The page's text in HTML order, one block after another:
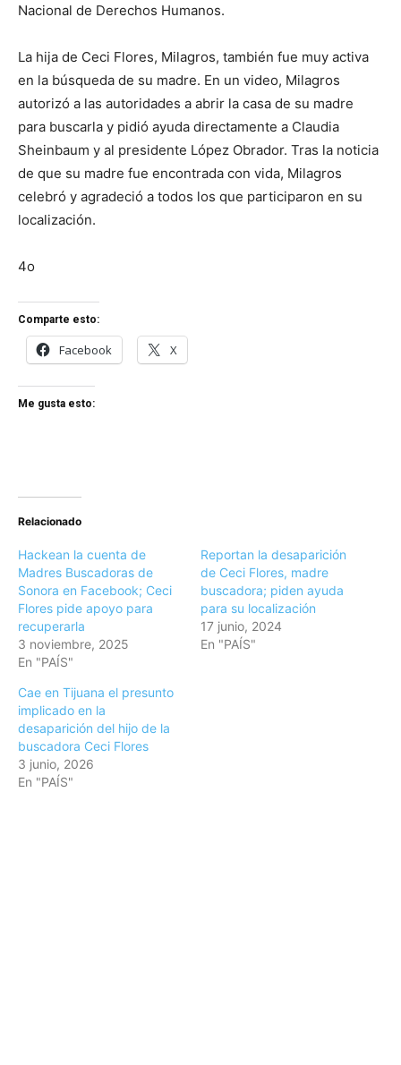
Nacional de Derechos Humanos.
La hija de Ceci Flores, Milagros, también fue muy activa
en la búsqueda de su madre. En un video, Milagros
autorizó a las autoridades a abrir la casa de su madre
para buscarla y pidió ayuda directamente a Claudia
Sheinbaum y al presidente López Obrador. Tras la noticia
de que su madre fue encontrada con vida, Milagros
celebró y agradeció a todos los que participaron en su
localización.
4o
Comparte esto:
Facebook X
Me gusta esto:
Relacionado
Hackean la cuenta de
Madres Buscadoras de
Sonora en Facebook; Ceci
Flores pide apoyo para
recuperarla
3 noviembre, 2025
En "PAÍS"
Reportan la desaparición
de Ceci Flores, madre
buscadora; piden ayuda
para su localización
17 junio, 2024
En "PAÍS"
Cae en Tijuana el presunto
implicado en la
desaparición del hijo de la
buscadora Ceci Flores
3 junio, 2026
En "PAÍS"